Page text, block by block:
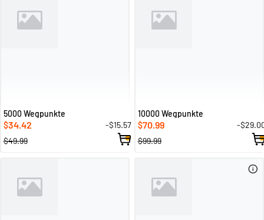
5000 Wegpunkte
$34.42
-$15.57
$49.99
10000 Wegpunkte
$70.99
-
$99.99